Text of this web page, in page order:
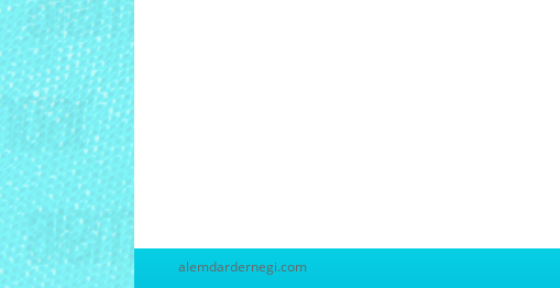
alemdardernegi.com